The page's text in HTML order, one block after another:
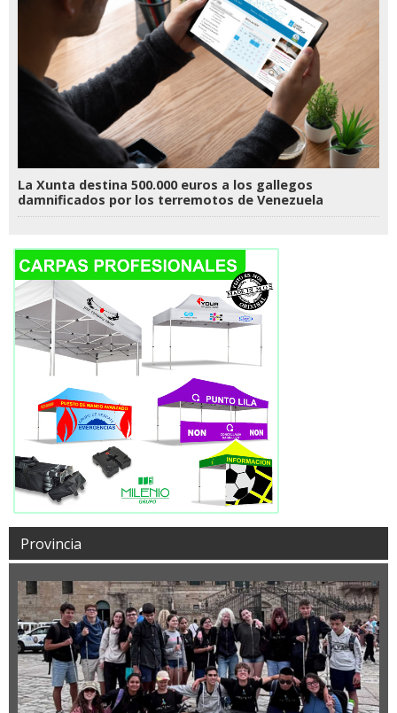
La Xunta destina 500.000 euros a los gallegos
damnificados por los terremotos de Venezuela
Provincia